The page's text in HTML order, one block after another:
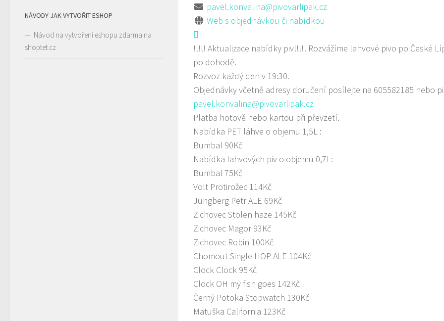
pavel.konvalina@pivovarlipak.cz
Web s objednávkou či nabídkou
!!!!! Aktualizace nabídky piv!!!!! Rozvážíme lahvové pivo po České
po dohodě.
Rozvoz každý den v 19:30.
Objednávky včetně adresy doručení posílejte na 605582185 nebo
pavel.konvalina@pivovarlipak.cz
Platba hotově nebo kartou při převzetí.
Nabídka PET láhve o objemu 1,5L :
Bumbal 90Kč
Nabídka lahvových piv o objemu 0,7L:
Bumbal 75Kč
Volt Protirožec 114Kč
Jungberg Petr ALE 69Kč
Zichovec Stolen haze 145Kč
Zichovec Magor 93Kč
Zichovec Robin 100Kč
Chomout Single HOP ALE 104Kč
Clock Clock 95Kč
Clock OH my fish goes 142Kč
Černý Potoka Stopwatch 130Kč
Matuška California 123Kč
NÁVODY JAK VYTVOŘIT ESHOP
Návod na vytvoření eshopu zdarma na
shoptet.cz